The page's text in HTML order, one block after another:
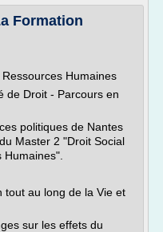
Formation
Humaines
de Droit - Parcours en
politiques de Nantes
Master 2 "Droit Social
tout au long de la Vie et
sur les effets du